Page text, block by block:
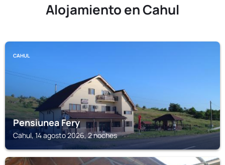
Alojamiento en Cahul
CAHUL
Pensiunea Fery
Cahul, 14 agosto 2026, 2 noches